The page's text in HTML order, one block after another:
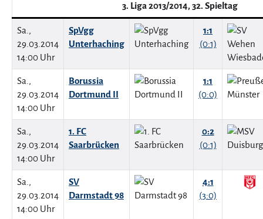
3. Liga 2013/2014, 32. Spieltag
Sa.,
29.03.2014
14:00 Uhr
SpVgg
Unterhaching
1:1
(0:1)
Sa.,
29.03.2014
14:00 Uhr
Borussia
Dortmund II
1:1
(0:0)
Sa.,
29.03.2014
14:00 Uhr
1. FC
Saarbrücken
0:2
(0:1)
Sa.,
29.03.2014
14:00 Uhr
SV
Darmstadt 98
4:1
(3:0)